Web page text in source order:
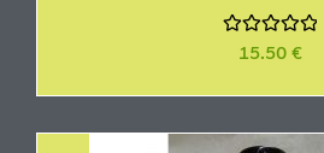
e
s
15.50 €